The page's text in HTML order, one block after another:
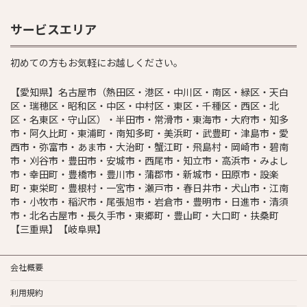
サービスエリア
初めての方もお気軽にお越しください。
【愛知県】名古屋市（熱田区・港区・中川区・南区・緑区・天白
区・瑞穂区・昭和区・中区・中村区・東区・千種区・西区・北
区・名東区・守山区）・半田市・常滑市・東海市・大府市・知多
市・阿久比町・東浦町・南知多町・美浜町・武豊町・津島市・愛
西市・弥富市・あま市・大治町・蟹江町・飛島村・岡崎市・碧南
市・刈谷市・豊田市・安城市・西尾市・知立市・高浜市・みよし
市・幸田町・豊橋市・豊川市・蒲郡市・新城市・田原市・設楽
町・東栄町・豊根村・一宮市・瀬戸市・春日井市・犬山市・江南
市・小牧市・稲沢市・尾張旭市・岩倉市・豊明市・日進市・清須
市・北名古屋市・長久手市・東郷町・豊山町・大口町・扶桑町
【三重県】【岐阜県】
会社概要
利用規約